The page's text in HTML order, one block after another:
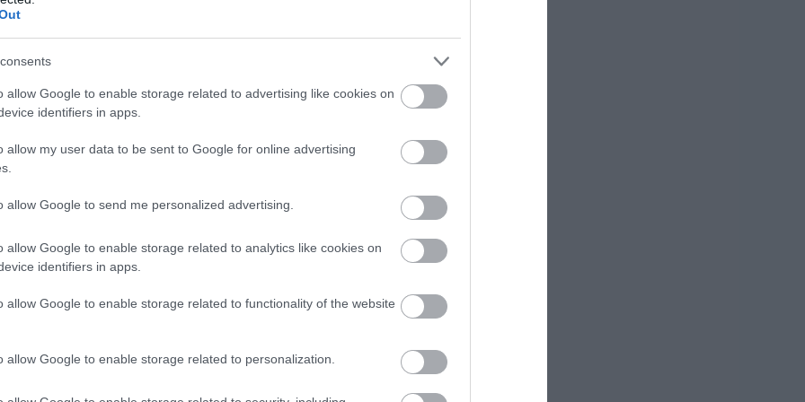
allow Google to enable storage related to advertising like cookies on
identifiers in apps.
allow my user data to be sent to Google for online advertising
allow Google to send me personalized advertising.
allow Google to enable storage related to analytics like cookies on
identifiers in apps.
allow Google to enable storage related to functionality of the website
allow Google to enable storage related to personalization.
yeux de l’intérieur.
s’avèrent utiles pour atténuer la
Traditional Medicine and Modern
validés :
tissus oculaires du stress.
tiède sur les paupières.
de la rétine.
de santé visuelle pour une
naturels. Voici un guide concret à